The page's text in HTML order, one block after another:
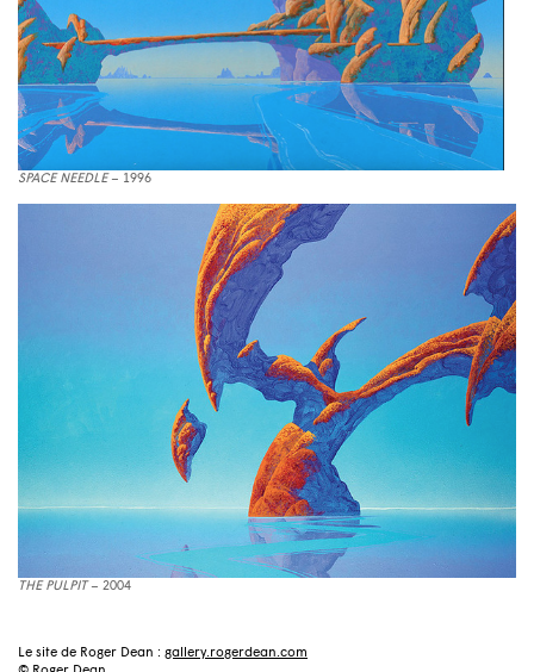
SPACE NEEDLE– 1996
THE PULPIT– 2004
Le site de Roger Dean : gallery.rogerdean.com